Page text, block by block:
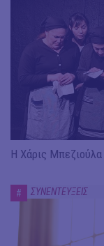
Η Χάρις Μπεζιούλα
# ΣΥΝΕΝΤΕΥΞΕΙΣ